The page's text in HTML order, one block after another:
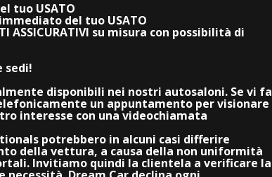
tuo USATO
del tuo USATO
ASSICURATIVI su misura con possibilità di
sedi!
disponibili nei nostri autosaloni. Se vi fa
un appuntamento per visionare
interesse con una videochiamata
potrebbero in alcuni casi differire
della vettura, a causa della non uniformità
Invitiamo quindi la clientela a verificare la